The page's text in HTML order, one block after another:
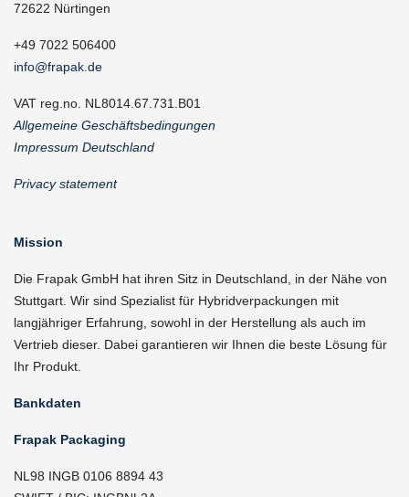
72622 Nürtingen
+49 7022 506400
info@frapak.de
VAT reg.no. NL8014.67.731.B01
Allgemeine Geschäftsbedingungen
Impressum Deutschland
Privacy statement
Mission
Die Frapak GmbH hat ihren Sitz in Deutschland, in der Nähe von
Stuttgart. Wir sind Spezialist für Hybridverpackungen mit
langjähriger Erfahrung, sowohl in der Herstellung als auch im
Vertrieb dieser. Dabei garantieren wir Ihnen die beste Lösung für
Ihr Produkt.
Bankdaten
Frapak Packaging
NL98 INGB 0106 8894 43